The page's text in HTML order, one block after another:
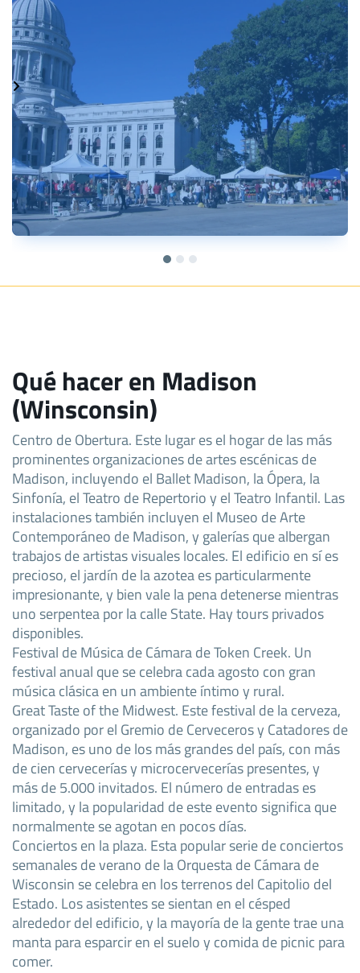
Qué hacer en Madison
(Winsconsin)
Centro de Obertura. Este lugar es el hogar de las más
prominentes organizaciones de artes escénicas de
Madison, incluyendo el Ballet Madison, la Ópera, la
Sinfonía, el Teatro de Repertorio y el Teatro Infantil. Las
instalaciones también incluyen el Museo de Arte
Contemporáneo de Madison, y galerías que albergan
trabajos de artistas visuales locales. El edificio en sí es
precioso, el jardín de la azotea es particularmente
impresionante, y bien vale la pena detenerse mientras
uno serpentea por la calle State. Hay tours privados
disponibles.
Festival de Música de Cámara de Token Creek. Un
festival anual que se celebra cada agosto con gran
música clásica en un ambiente íntimo y rural.
Great Taste of the Midwest. Este festival de la cerveza,
organizado por el Gremio de Cerveceros y Catadores de
Madison, es uno de los más grandes del país, con más
de cien cervecerías y microcervecerías presentes, y
más de 5.000 invitados. El número de entradas es
limitado, y la popularidad de este evento significa que
normalmente se agotan en pocos días.
Conciertos en la plaza. Esta popular serie de conciertos
semanales de verano de la Orquesta de Cámara de
Wisconsin se celebra en los terrenos del Capitolio del
Estado. Los asistentes se sientan en el césped
alrededor del edificio, y la mayoría de la gente trae una
manta para esparcir en el suelo y comida de picnic para
comer.